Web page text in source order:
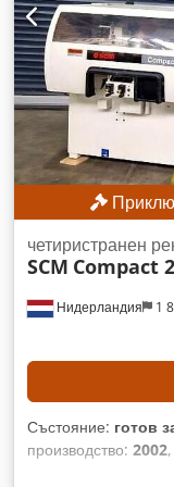
диаметър на
мм Макс. диаметър
шпиндел (с
Разположение и
отдолу: 5,5 kW 2.
отдясно: 7,5 kW
отдолу: 5,5 kW
напрежение: 400 V
мощност: 32 kW
Размери (Д x Ш x
страни Входна
шпиндел е
Нидерландия 1
четиристранен
SCM Compact
Състояние: готов
производство: 2002
,